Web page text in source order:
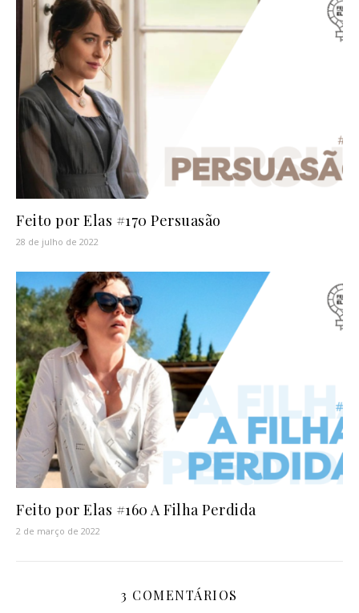
Feito por Elas #170 Persuasão
28 de julho de 2022
Feito por Elas #160 A Filha Perdida
2 de março de 2022
3 COMENTÁRIOS